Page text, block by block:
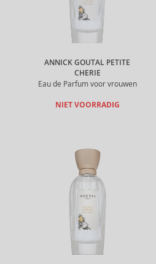
ANNICK GOUTAL PETITE
CHERIE
Eau de Parfum voor vrouwen
NIET VOORRADIG